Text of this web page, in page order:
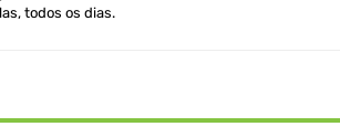
todos os dias.